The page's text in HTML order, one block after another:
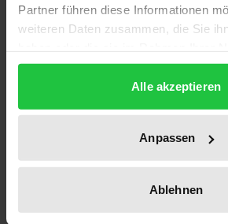
Partner führen diese Informationen
weiteren Daten zusammen, die Sie
gesammelt haben.
Alle akzeptieren
Anpassen
Ablehnen
Von besonderem Interesse ist
Veränderung dieser
bürokratischen und des dual-
Besondere Aktualität gewinnt die
im Rahmen der Globalisierungs-
aufgeworfene Frage nach den
einheitlichen globalen